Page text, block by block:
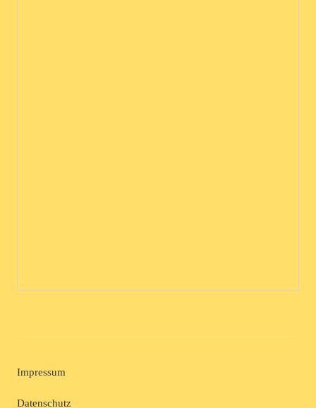
Impressum
Datenschutz